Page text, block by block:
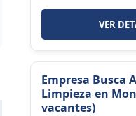
VER
Empresa Busca
Limpieza en
vacantes)